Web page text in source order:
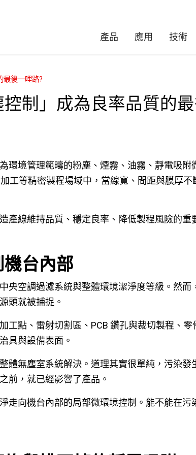
產品 應用 技術
最後一哩路?
制」成為良率品質的
環境管理範疇的粉塵、煙霧、油霧、靜電吸
工等精密製程場域中，當線寬、間距與膜厚
產線維持品質、穩定良率、降低製程風險的
台內部
央空調過濾系統與整體環境潔淨度等級。然
頭就被捕捉。
工點、雷射切割區、PCB 鑽孔與裁切製程、
具與設備表面。
體無塵室系統解決。道理其實很單純，污染
前，就已經影響了產品。
走向機台內部的局部微環境控制。能不能在